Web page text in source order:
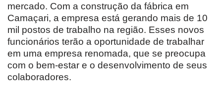
mercado. Com a construção da fábrica em
Camaçari, a empresa está gerando mais de 10
mil postos de trabalho na região. Esses novos
funcionários terão a oportunidade de trabalhar
em uma empresa renomada, que se preocupa
com o bem-estar e o desenvolvimento de seus
colaboradores.